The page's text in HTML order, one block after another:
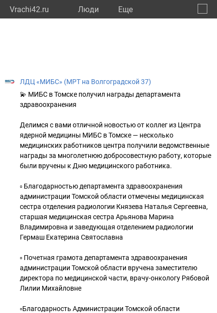
Vrachi42.ru Люди Eще
ЛДЦ «МИБС» (МРТ на Волгоградской 37)
💫 МИБС в Томске получил награды департамента
здравоохранения
Делимся с вами отличной новостью от коллег из Центра
ядерной медицины МИБС в Томске — несколько
медицинских работников центра получили ведомственные
награды за многолетнюю добросовестную работу, которые
были вручены к Дню медицинского работника.
▫️ Благодарностью департамента здравоохранения
администрации Томской области отмечены медицинская
сестра отделения радиологии Князева Наталья Сергеевна,
старшая медицинская сестра Арьянова Марина
Владимировна и заведующая отделением радиологии
Гермаш Екатерина Святославна
▫️ Почетная грамота департамента здравоохранения
администрации Томской области вручена заместителю
директора по медицинской части, врачу-онкологу Рябовой
Лилии Михайловне
▫️Благодарность Администрации Томской области